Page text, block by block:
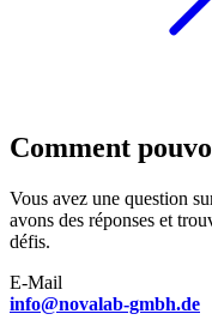
Comment
Vous avez une question
avons des réponses et
défis.
E-Mail
info@novalab-gmbh.de